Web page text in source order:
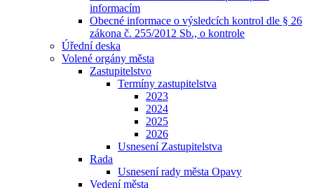
informacím
Obecné informace o výsledcích kontrol dle § 26
zákona č. 255/2012 Sb., o kontrole
Úřední deska
Volené orgány města
Zastupitelstvo
Termíny zastupitelstva
2023
2024
2025
2026
Usnesení Zastupitelstva
Rada
Usnesení rady města Opavy
Vedení města